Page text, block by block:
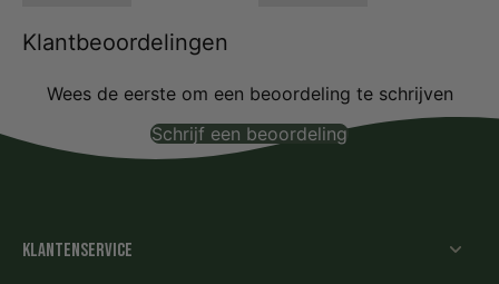
Klantbeoordelingen
Wees de eerste om een beoordeling te schrijven
Schrijf een beoordeling
Klantenservice